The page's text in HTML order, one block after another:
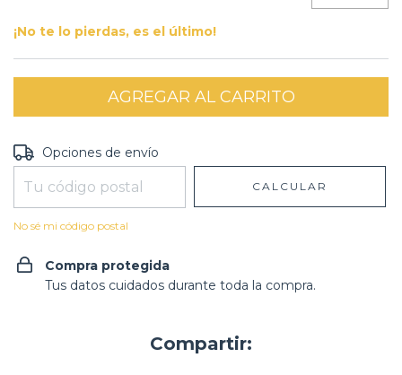
¡No te lo pierdas, es el último!
Entregas para el CP:
Opciones de envío
CALCULAR
No sé mi código postal
Compra protegida
Tus datos cuidados durante toda la compra.
Compartir: